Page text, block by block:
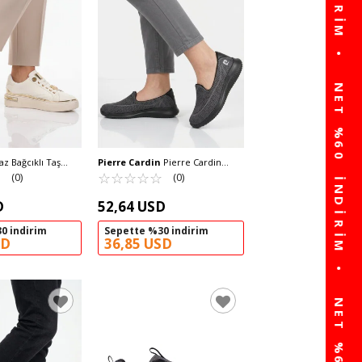
Bağcıklı Taş
Sneaker
(0)
indirim
Pierre Cardin Pierre Cardin
Babet Fileli Hafif Kolay Giyebilir
Kadın Günlük Ayakkabısı PC-
30168 Z
☆☆☆☆☆
★★★★★ (0)
52,64 USD
Sepette %30 indirim
36,85 USD